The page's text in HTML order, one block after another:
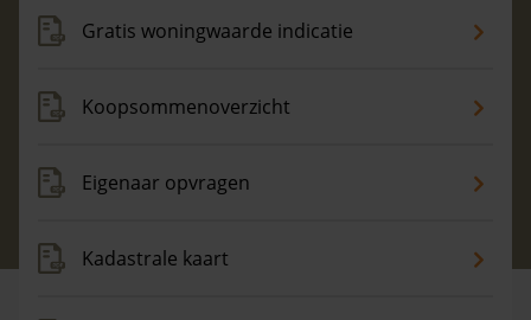
Maandag t/m vrijdag - 08:00 -18:00
Gratis woningwaarde indicatie
Koopsommenoverzicht
Eigenaar opvragen
Kadastrale kaart